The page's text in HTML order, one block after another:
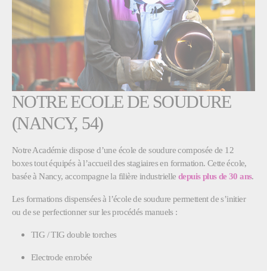
NOTRE ECOLE DE SOUDURE
(NANCY, 54)
Notre Académie dispose d’une école de soudure composée de 12
boxes tout équipés à l’accueil des stagiaires en formation. Cette école,
basée à Nancy, accompagne la filière industrielle depuis plus de 30 ans.
Les formations dispensées à l’école de soudure permettent de s’initier
ou de se perfectionner sur les procédés manuels :
TIG / TIG double torches
Electrode enrobée